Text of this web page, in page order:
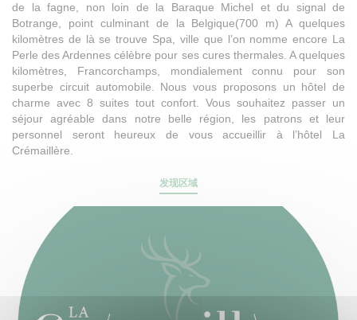
de la fagne, non loin de la Baraque Michel et du signal de
Botrange, point culminant de la Belgique(700 m) A quelques
kilomètres de là se trouve Spa, ville que l’on nomme encore La
Perle des Ardennes célèbre pour ses cures thermales. A quelques
kilomètres, Francorchamps, mondialement connu pour son
superbe circuit automobile. Nous vous proposons un hôtel de
charme avec 8 suites tout confort. Vous souhaitez passer un
séjour agréable dans notre belle région, les patrons et leur
personnel seront heureux de vous accueillir à l’hôtel La
Crémaillère.
发现区域